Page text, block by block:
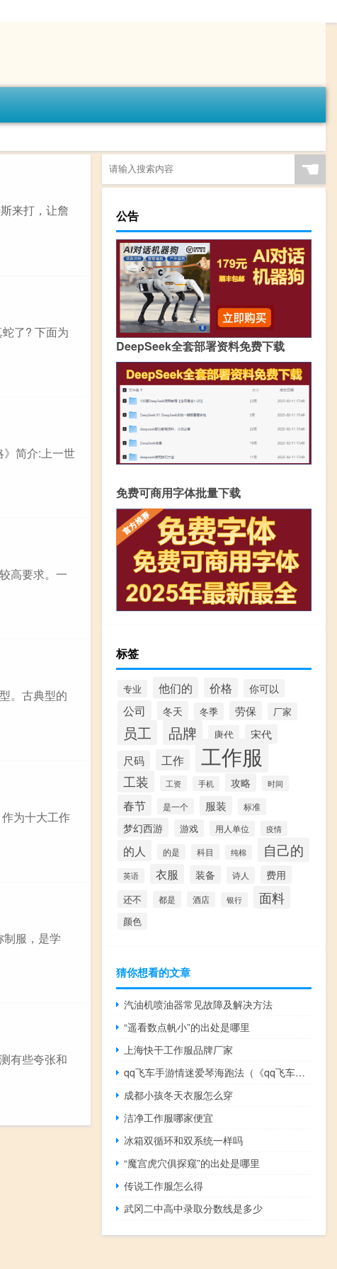
来打，让詹
了? 下面为
》简介:上一世
高要求。一
。古典型的
为十大工作
制服，是学
有些夸张和
☚
公告
DeepSeek全套部署资料免费下载
免费可商用字体批量下载
标签
专业 他们的 价格 你可以
公司 冬天 冬季 劳保 厂家
员工 品牌 唐代
宋代
尺码
工作 工作服
工装 工资 手机 攻略 时间
春节 是一个 服装 标准
梦幻西游 游戏 用人单位 疫情
的人 的是 科目 纯棉 自己的
英语 衣服 装备 诗人 费用
还不 都是 酒店 银行 面料
颜色
猜你想看的文章
汽油机喷油器常见故障及解决方法
“遥看数点帆小”的出处是哪里
上海快干工作服品牌厂家
qq飞车手游情迷爱琴海跑法（《qq飞车》爱情海专业跑法攻略）
成都小孩冬天衣服怎么穿
洁净工作服哪家便宜
冰箱双循环和双系统一样吗
“魔宫虎穴俱探窥”的出处是哪里
传说工作服怎么得
武冈二中高中录取分数线是多少